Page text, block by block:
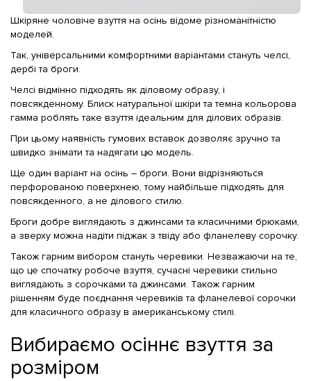
Шкіряне чоловіче взуття на осінь відоме різноманітністю
моделей.
Так, універсальними комфортними варіантами стануть челсі,
дербі та броги.
Челсі відмінно підходять як діловому образу, і
повсякденному. Блиск натуральної шкіри та темна кольорова
гамма роблять таке взуття ідеальним для ділових образів.
При цьому наявність гумових вставок дозволяє зручно та
швидко знімати та надягати цю модель.
Ще один варіант на осінь – броги. Вони відрізняються
перфорованою поверхнею, тому найбільше підходять для
повсякденного, а не ділового стилю.
Броги добре виглядають з джинсами та класичними брюками,
а зверху можна надіти піджак з твіду або фланелеву сорочку.
Також гарним вибором стануть черевики. Незважаючи на те,
що це спочатку робоче взуття, сучасні черевики стильно
виглядають з сорочками та джинсами. Також гарним
рішенням буде поєднання черевиків та фланелевої сорочки
для класичного образу в американському стилі.
Вибираємо осіннє взуття за
розміром